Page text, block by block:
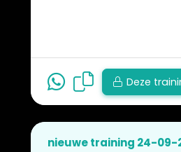
Deze
nieuwe training 24-09-